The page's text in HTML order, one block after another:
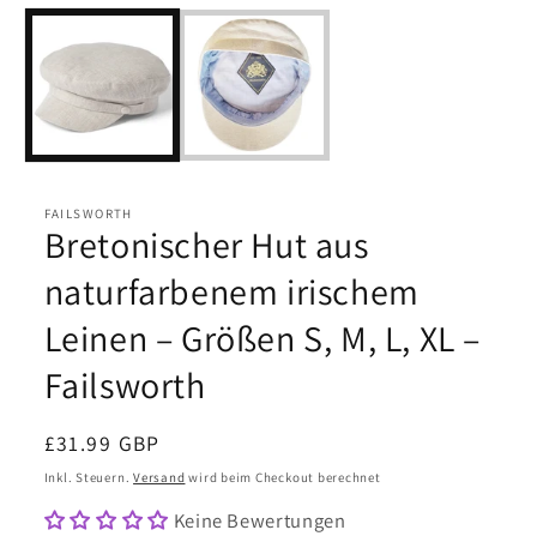
in
öffnen
FAILSWORTH
Bretonischer Hut aus
naturfarbenem irischem
Leinen – Größen S, M, L, XL –
Failsworth
Normaler
Preis
£31.99 GBP
Inkl. Steuern.Versand wird beim Checkout berechnet
Keine Bewertungen